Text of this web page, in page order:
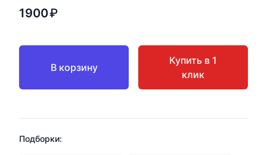
1900₽
В корзину
Купить в 1
клик
Подборки: